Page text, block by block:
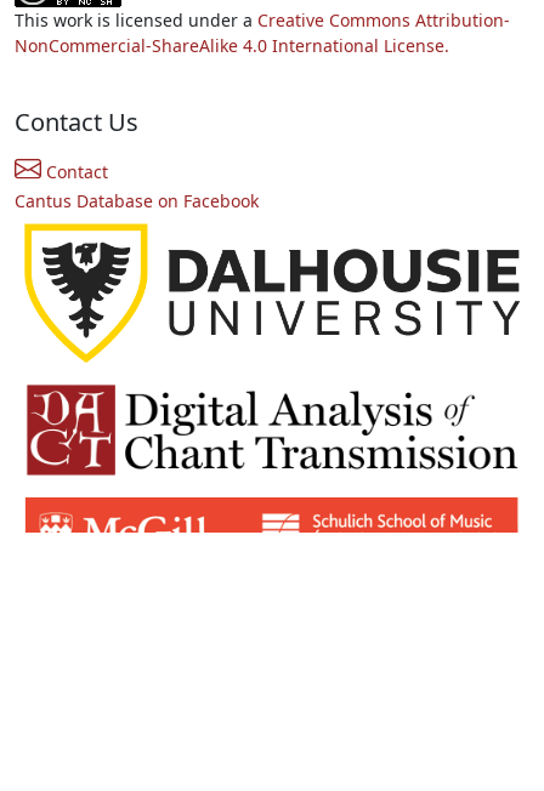
This work is licensed under a Creative Commons Attribution-
NonCommercial-ShareAlike 4.0 International License.
Contact Us
Contact
Cantus Database on Facebook